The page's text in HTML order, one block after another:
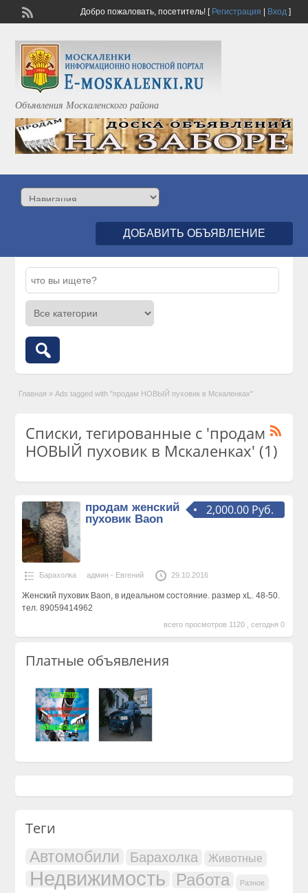
Добро пожаловать, посетитель![ Регистрация Вход]
Объявления Москаленского района
ДОБАВИТЬ ОБЪЯВЛЕНИЕ
Главная » Ads tagged with "продам НОВЫЙ пуховик в Мскаленках"
Списки, тегированные с 'продам
НОВЫЙ пуховик в Мскаленках' (1)
2,000.00 Руб.
продам женский
пуховик Baon
Барахолка админ - Евгений 29.10.2016
Женский пуховик Baon, в идеальном состояние. размер xL. 48-50.
тел. 89059414962
всего просмотров 1120 , сегодня 0
Платные объявления
Теги
Автомобили Барахолка Животные
Недвижимость Работа Разное